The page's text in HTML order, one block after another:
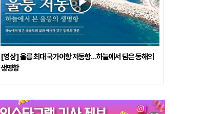
[영상] 울릉 최대 국가어항 저동항…하늘에서 담은 동해의
생명항